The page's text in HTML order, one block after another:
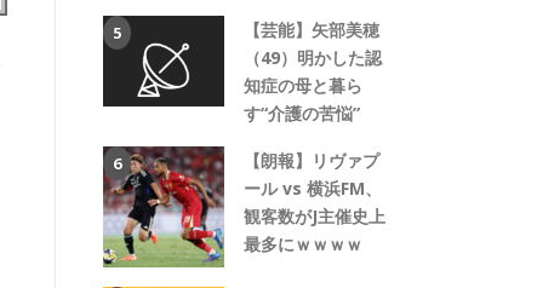
【芸能】矢部美穂
（49）明かした認
知症の母と暮ら
す“介護の苦悩”
【朗報】リヴァプ
ール vs 横浜FM、
観客数がJ主催史上
最多にｗｗｗｗ